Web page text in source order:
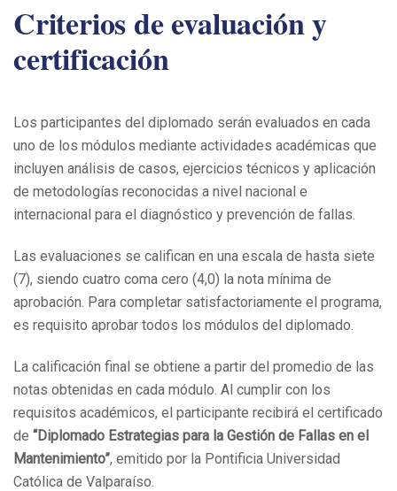
Criterios de evaluación y
certificación
Los participantes del diplomado serán evaluados en cada
uno de los módulos mediante actividades académicas que
incluyen análisis de casos, ejercicios técnicos y aplicación
de metodologías reconocidas a nivel nacional e
internacional para el diagnóstico y prevención de fallas.
Las evaluaciones se califican en una escala de hasta siete
(7), siendo cuatro coma cero (4,0) la nota mínima de
aprobación. Para completar satisfactoriamente el programa,
es requisito aprobar todos los módulos del diplomado.
La calificación final se obtiene a partir del promedio de las
notas obtenidas en cada módulo. Al cumplir con los
requisitos académicos, el participante recibirá el certificado
de “Diplomado Estrategias para la Gestión de Fallas en el
Mantenimiento”, emitido por la Pontificia Universidad
Católica de Valparaíso.